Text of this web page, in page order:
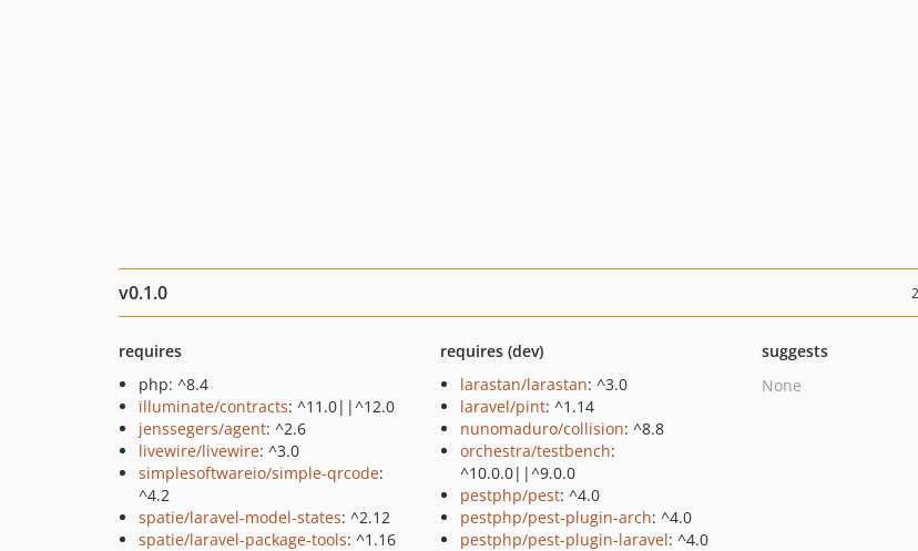
v0.1.0
requires
php: ^8.4
illuminate/contracts: ^11.0||^12.0
jenssegers/agent: ^2.6
livewire/livewire: ^3.0
simplesoftwareio/simple-qrcode:
^4.2
spatie/laravel-model-states: ^2.12
spatie/laravel-package-tools: ^1.16
requires (dev)
larastan/larastan: ^3.0
laravel/pint: ^1.14
nunomaduro/collision: ^8.8
orchestra/testbench:
^10.0.0||^9.0.0
pestphp/pest: ^4.0
pestphp/pest-plugin-arch: ^4.0
pestphp/pest-plugin-laravel: ^4.0
suggests
None